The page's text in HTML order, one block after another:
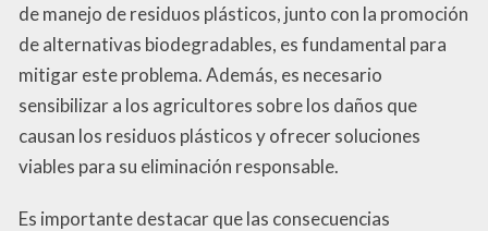
de manejo de residuos plásticos, junto con la promoción
de alternativas biodegradables, es fundamental para
mitigar este problema. Además, es necesario
sensibilizar a los agricultores sobre los daños que
causan los residuos plásticos y ofrecer soluciones
viables para su eliminación responsable.
Es importante destacar que las consecuencias